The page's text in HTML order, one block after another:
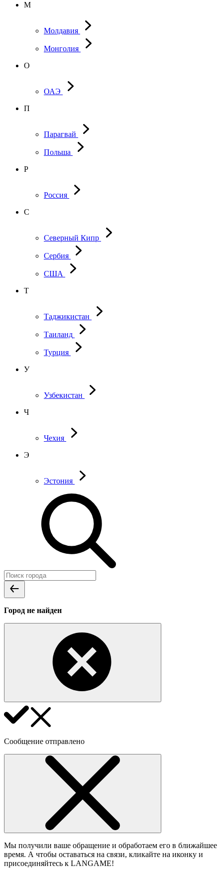
М
Молдавия
Монголия
О
ОАЭ
П
Парагвай
Польша
Р
Россия
С
Северный Кипр
Сербия
США
Т
Таджикистан
Таиланд
Турция
У
Узбекистан
Ч
Чехия
Э
Эстония
Город не найден
Сообщение отправлено
Мы получили ваше обращение и обработаем его в ближайшее
время. А чтобы оставаться на связи, кликайте на иконку и
присоединяйтесь к LANGAME!